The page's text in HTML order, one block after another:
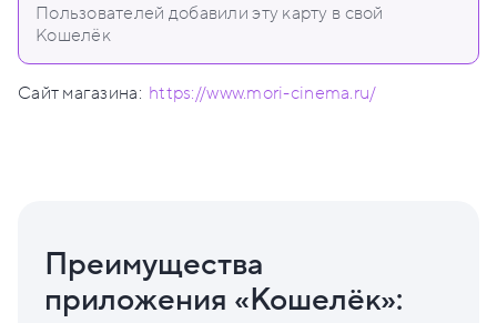
Пользователей добавили эту карту в свой
Кошелёк
Сайт магазина: https://www.mori-cinema.ru/
Преимущества
приложения «Кошелёк»: